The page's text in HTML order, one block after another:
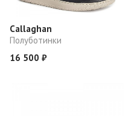
Callaghan
Полуботинки
16 500 ₽